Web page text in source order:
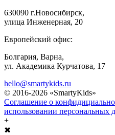
630090 г.Новосибирск,
улица Инженерная, 20
Европейский офис:
Болгария, Варна,
ул. Академика Курчатова, 17
hello@smartykids.ru
© 2016-2026 «SmartyKids»
Соглашение о
использовании персональных
+
✖